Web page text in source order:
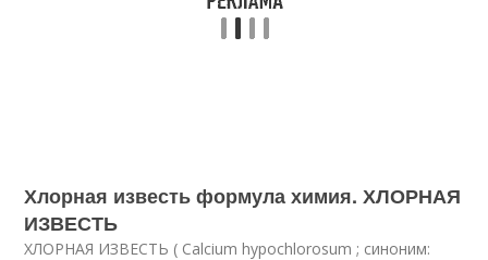
Хлорная известь формула химия. ХЛОРНАЯ
ИЗВЕСТЬ
ХЛОРНАЯ ИЗВЕСТЬ ( Calcium hypochlorosum ; синоним: